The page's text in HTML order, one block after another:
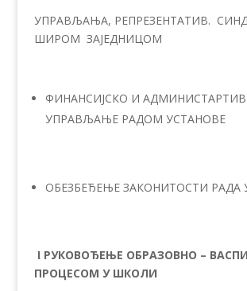
УПРАВЉАЊА, РЕПРЕЗЕНТАТИВ.
ШИРОМ ЗАЈЕДНИЦОМ
ФИНАНСИЈСКО И
УПРАВЉАЊЕ РАДОМ УСТАНОВЕ
ОБЕЗБЕЂЕЊЕ ЗАКОНИТОСТИ РАДА
I РУКОВОЂЕЊЕ ОБРАЗОВНО –
ПРОЦЕСОМ У ШКОЛИ